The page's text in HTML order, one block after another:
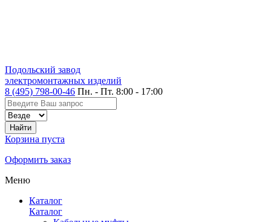
Подольский завод
электромонтажных изделий
8 (495) 798-00-46 Пн. - Пт. 8:00 - 17:00
Корзина пуста
Оформить заказ
Меню
Каталог
Каталог